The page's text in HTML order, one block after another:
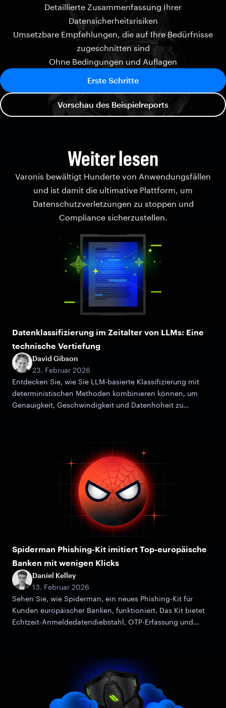
Detaillierte Zusammenfassung Ihrer
Datensicherheitsrisiken
Umsetzbare Empfehlungen, die auf Ihre Bedürfnisse
zugeschnitten sind
Ohne Bedingungen und Auflagen
Erste Schritte
Vorschau des Beispielreports
Weiter lesen
Varonis bewältigt Hunderte von Anwendungsfällen
und ist damit die ultimative Plattform, um
Datenschutzverletzungen zu stoppen und
Compliance sicherzustellen.
Datenklassifizierung im Zeitalter von LLMs: Eine
technische Vertiefung
David Gibson
23. Februar 2026
Entdecken Sie, wie Sie LLM-basierte Klassifizierung mit
deterministischen Methoden kombinieren können, um
Genauigkeit, Geschwindigkeit und Datenhoheit zu
Spiderman Phishing-Kit imitiert Top-europäische
Banken mit wenigen Klicks
Daniel Kelley
13. Februar 2026
Sehen Sie, wie Spiderman, ein neues Phishing-Kit für
Kunden europäischer Banken, funktioniert. Das Kit bietet
Echtzeit-Anmeldedatendiebstahl, OTP-Erfassung und